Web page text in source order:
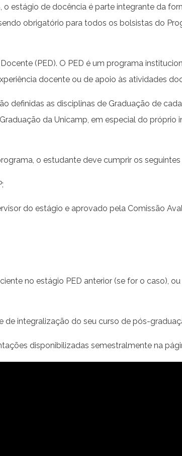
estágio de docência é parte integrante da
obrigatório para todos os bolsistas do
(PED). O PED é um programa
docente ou de apoio às atividades
definidas as disciplinas de Graduação de
da Unicamp, em especial do próprio
o estudante deve cumprir os seguintes
do estágio e aprovado pela Comissão
no estágio PED anterior (se for o caso),
de integralização do seu curso de pós-
disponibilizadas semestralmente na